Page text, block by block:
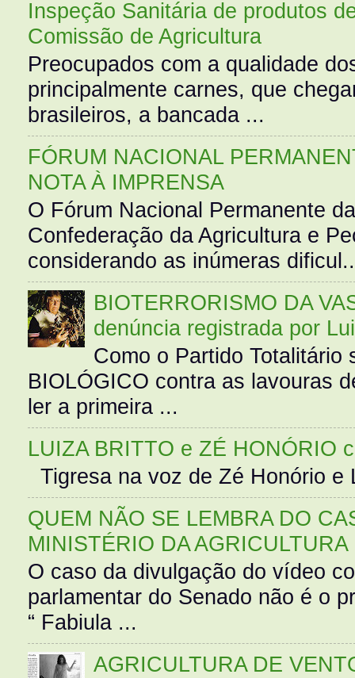
Inspeção Sanitária de produtos
Comissão de Agricultura
Preocupados com a qualidade
principalmente carnes, que
brasileiros, a bancada ...
FÓRUM NACIONAL
NOTA À IMPRENSA
O Fórum Nacional Permanente
Confederação da Agricultura e
considerando as inúmeras
BIOTERRORISMO DA
denúncia registrada por
Como o Partido Totalitário
BIOLÓGICO contra as lavouras
ler a primeira ...
LUIZA BRITTO e ZÉ HONÓRIO
Tigresa na voz de Zé Honório
QUEM NÃO SE LEMBRA DO
MINISTÉRIO DA AGRICULTURA
O caso da divulgação do vídeo
parlamentar do Senado não é o
“ Fabiula ...
AGRICULTURA DE